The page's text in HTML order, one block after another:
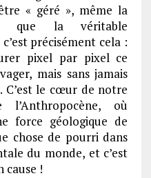
« géré », même la
que la véritable
précisément cela :
pixel par pixel ce
mais sans jamais
C’est le cœur de notre
l’Anthropocène, où
force géologique de
chose de pourri dans
du monde, et c’est
cause !